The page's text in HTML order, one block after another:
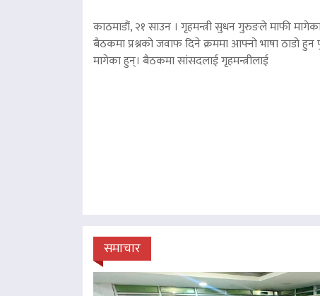
काठमाडौं, २१ साउन । गृहमन्त्री सुधन गुरुङले माफी मागेका
बैठकमा प्रश्नको जवाफ दिने क्रममा आफ्नो भाषा ठाडो
मागेका हुन्। बैठकमा सांसदलाई गृहमन्त्रीलाई
समाचार